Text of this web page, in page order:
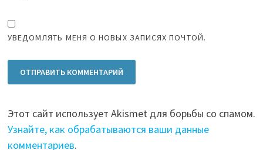
УВЕДОМЛЯТЬ МЕНЯ О НОВЫХ ЗАПИСЯХ ПОЧТОЙ.
Этот сайт использует Akismet для борьбы со спамом.
Узнайте, как обрабатываются ваши данные
комментариев.